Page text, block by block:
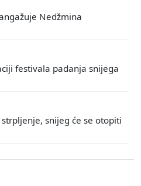
Nedžmina
festivala padanja snijega
snijeg će se otopiti